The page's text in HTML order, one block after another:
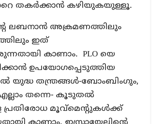
തകര്‍ക്കാന്‍ കഴിയുകയുള്ളൂ.
ലബനാന്‍ അക്രമണത്തിലും
ഇത്
കാണാം. PLO യെ
ഉപയോഗപ്പെടുത്തിയ
തന്ത്രങ്ങള്‍-ബോംബിംഗും,
തന്നെ- കൂടുതല്‍
മൂവ്‌മെന്റുകള്‍ക്ക്